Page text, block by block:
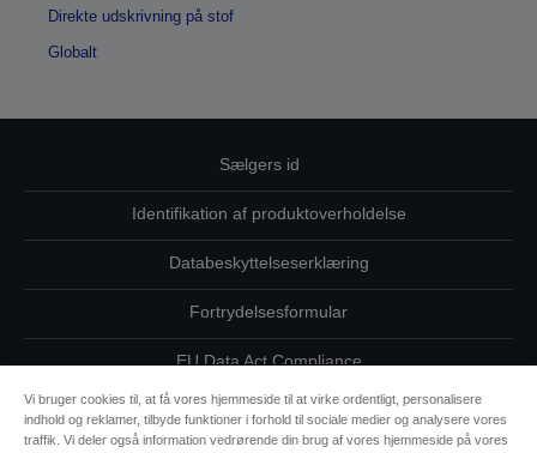
Direkte udskrivning på stof
Globalt
Sælgers id
Identifikation af produktoverholdelse
Databeskyttelseserklæring
Fortrydelsesformular
EU Data Act Compliance
Kontakt os vedrørende dine data
Vi bruger cookies til, at få vores hjemmeside til at virke ordentligt, personalisere
indhold og reklamer, tilbyde funktioner i forhold til sociale medier og analysere vores
traffik. Vi deler også information vedrørende din brug af vores hjemmeside på vores